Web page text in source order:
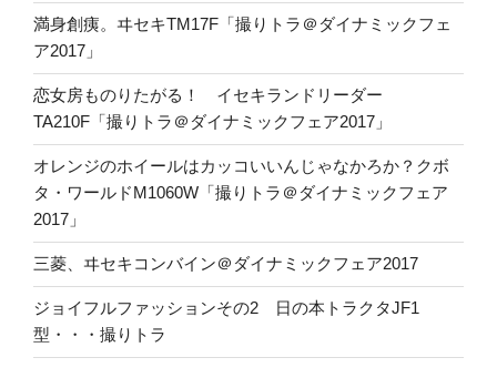
満身創痍。ヰセキTM17F「撮りトラ＠ダイナミックフェ
ア2017」
恋女房ものりたがる！ イセキランドリーダー
TA210F「撮りトラ＠ダイナミックフェア2017」
オレンジのホイールはカッコいいんじゃなかろか？クボ
タ・ワールドM1060W「撮りトラ＠ダイナミックフェア
2017」
三菱、ヰセキコンバイン＠ダイナミックフェア2017
ジョイフルファッションその2 日の本トラクタJF1
型・・・撮りトラ